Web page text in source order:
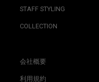
STAFF STYLING
COLLECTION
会社概要
利用規約